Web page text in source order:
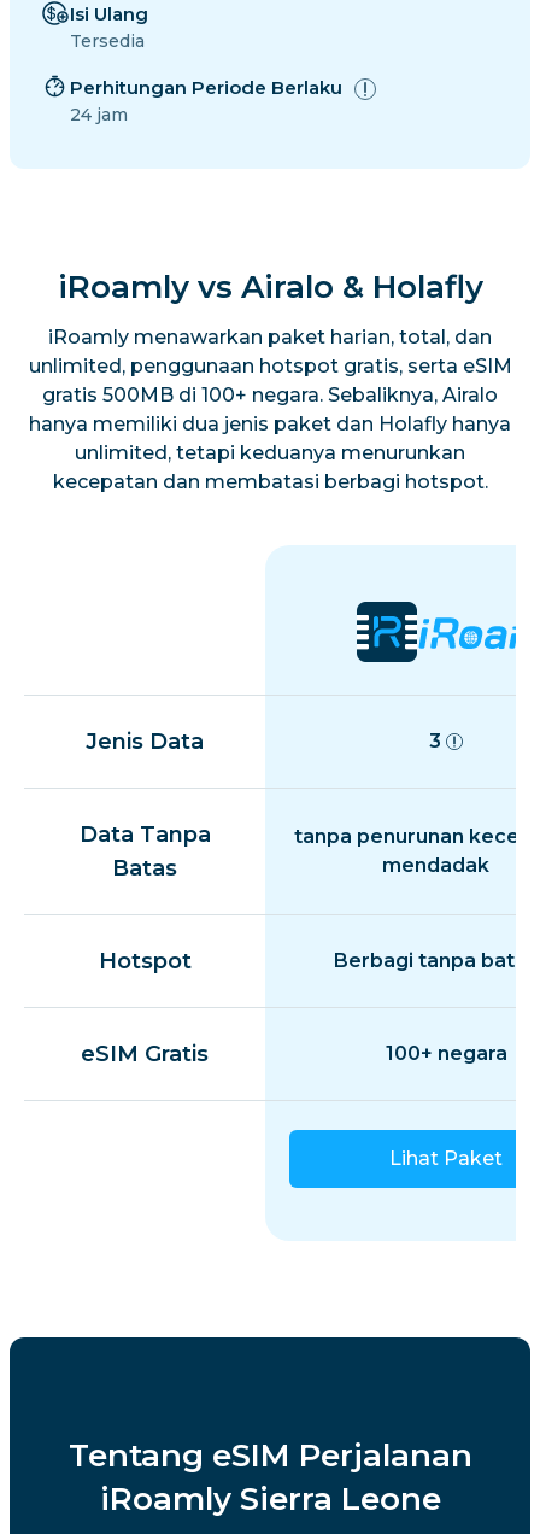
Isi Ulang
Tersedia
Perhitungan Periode Berlaku
24 jam
iRoamly vs Airalo & Holafly
iRoamly menawarkan paket harian, total, dan
unlimited, penggunaan hotspot gratis, serta eSIM
gratis 500MB di 100+ negara. Sebaliknya, Airalo
hanya memiliki dua jenis paket dan Holafly hanya
unlimited, tetapi keduanya menurunkan
kecepatan dan membatasi berbagi hotspot.
Jenis Data 3
Data Tanpa
Batas
tanpa penurunan
mendadak
Hotspot Berbagi tanpa batas
eSIM Gratis 100+ negara
Lihat Paket
Tentang eSIM Perjalanan
iRoamly Sierra Leone